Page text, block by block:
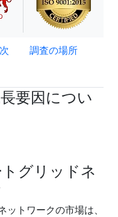
調査の場所
要因につい
グリッドネ
トワークの市場は、